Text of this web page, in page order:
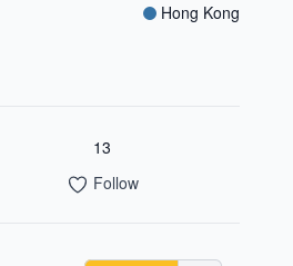
Hong Kong
13
Follow